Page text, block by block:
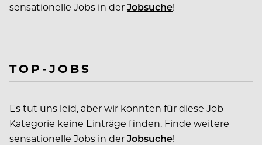
sensationelle Jobs in derJobsuche!
TOP-JOBS
Es tut uns leid, aber wir konnten für diese Job-
Kategorie keine Einträge finden. Finde weitere
sensationelle Jobs in derJobsuche!